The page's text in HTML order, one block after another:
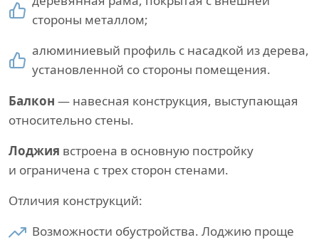
стороны металлом;
алюминиевый профиль с насадкой из дерева,
установленной со стороны помещения.
Балкон — навесная конструкция, выступающая
относительно стены.
Лоджия встроена в основную постройку
и ограничена с трех сторон стенами.
Отличия конструкций:
Возможности обустройства. Лоджию проще